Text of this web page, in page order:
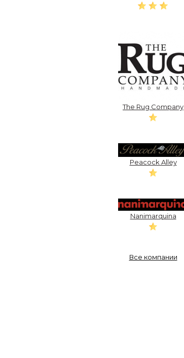
The Rug Company
Peacock Alley
Nanimarquina
Все компании